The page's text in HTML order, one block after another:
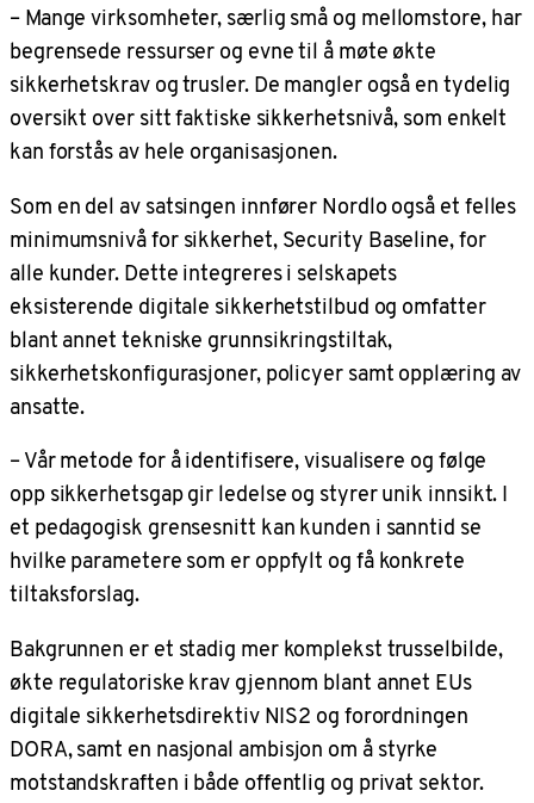
– Mange virksomheter, særlig små og mellomstore, har
begrensede ressurser og evne til å møte økte
sikkerhetskrav og trusler. De mangler også en tydelig
oversikt over sitt faktiske sikkerhetsnivå, som enkelt
kan forstås av hele organisasjonen.
Som en del av satsingen innfører Nordlo også et felles
minimumsnivå for sikkerhet, Security Baseline, for
alle kunder. Dette integreres i selskapets
eksisterende digitale sikkerhetstilbud og omfatter
blant annet tekniske grunnsikringstiltak,
sikkerhetskonfigurasjoner, policyer samt opplæring av
ansatte.
– Vår metode for å identifisere, visualisere og følge
opp sikkerhetsgap gir ledelse og styrer unik innsikt. I
et pedagogisk grensesnitt kan kunden i sanntid se
hvilke parametere som er oppfylt og få konkrete
tiltaksforslag.
Bakgrunnen er et stadig mer komplekst trusselbilde,
økte regulatoriske krav gjennom blant annet EUs
digitale sikkerhetsdirektiv NIS2 og forordningen
DORA, samt en nasjonal ambisjon om å styrke
motstandskraften i både offentlig og privat sektor.